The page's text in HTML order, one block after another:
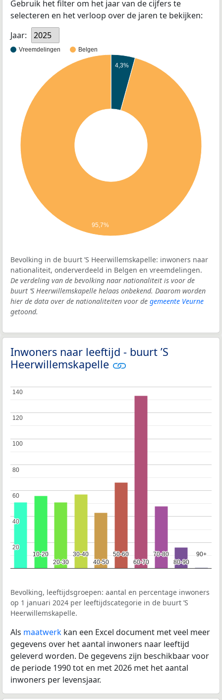
Gebruik het filter om het jaar van de cijfers te
selecteren en het verloop over de jaren te bekijken:
Jaar:
2025
Vreemdelingen Belgen
4,3%
95,7%
Bevolking in de buurt ’S Heerwillemskapelle: inwoners naar
nationaliteit, onderverdeeld in Belgen en vreemdelingen.
De verdeling van de bevolking naar nationaliteit is voor de
buurt ’S Heerwillemskapelle helaas onbekend. Daarom worden
hier de data over de nationaliteiten voor de gemeente Veurne
getoond.
Inwoners naar leeftijd - buurt ’S
Heerwillemskapelle
10-20
10-20
20-30
20-30
30-40
30-40
40-50
40-50
50-60
50-60
60-70
60-70
70-80
70-80
80-90
80-90
90+
90+
20
20
40
40
60
60
80
80
100
100
120
120
140
140
Bevolking, leeftijdsgroepen: aantal en percentage inwoners
op 1 januari 2024 per leeftijdscategorie in de buurt ’S
Heerwillemskapelle.
Als maatwerk kan een Excel document met veel meer
gegevens over het aantal inwoners naar leeftijd
geleverd worden. De gegevens zijn beschikbaar voor
de periode 1990 tot en met 2026 met het aantal
inwoners per levensjaar.